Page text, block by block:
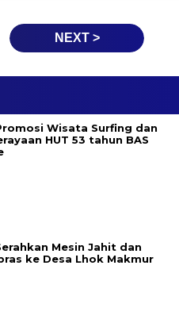
Wisata Surfing dan
HUT 53 tahun BAS
Mesin Jahit dan
ke Desa Lhok Makmur
NEXT >